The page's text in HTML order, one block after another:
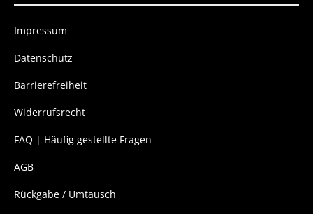
Impressum
Datenschutz
Barrierefreiheit
Widerrufsrecht
FAQ | Häufig gestellte Fragen
AGB
Rückgabe / Umtausch